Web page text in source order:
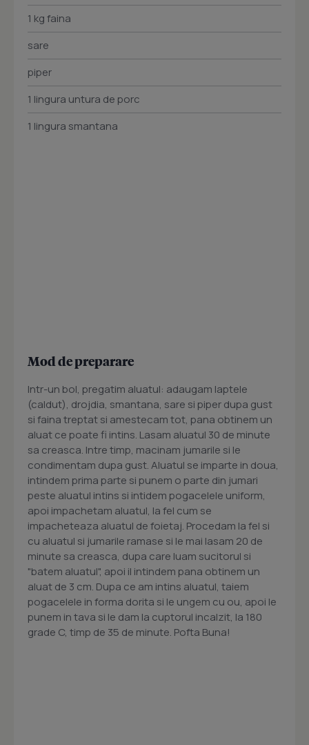
1 kg faina
sare
piper
1 lingura untura de porc
1 lingura smantana
Mod de preparare
Intr-un bol, pregatim aluatul: adaugam laptele
(caldut), drojdia, smantana, sare si piper dupa gust
si faina treptat si amestecam tot, pana obtinem un
aluat ce poate fi intins. Lasam aluatul 30 de minute
sa creasca. Intre timp, macinam jumarile si le
condimentam dupa gust. Aluatul se imparte in doua,
intindem prima parte si punem o parte din jumari
peste aluatul intins si intidem pogacelele uniform,
apoi impachetam aluatul, la fel cum se
impacheteaza aluatul de foietaj. Procedam la fel si
cu aluatul si jumarile ramase si le mai lasam 20 de
minute sa creasca, dupa care luam sucitorul si
"batem aluatul", apoi il intindem pana obtinem un
aluat de 3 cm. Dupa ce am intins aluatul, taiem
pogacelele in forma dorita si le ungem cu ou, apoi le
punem in tava si le dam la cuptorul incalzit, la 180
grade C, timp de 35 de minute. Pofta Buna!